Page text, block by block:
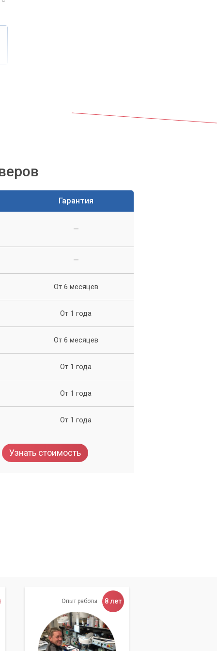
Гарантия
—
—
От 6 месяцев
От 1 года
От 6 месяцев
От 1 года
От 1 года
От 1 года
Узнать стоимость
Опыт работы 8 лет